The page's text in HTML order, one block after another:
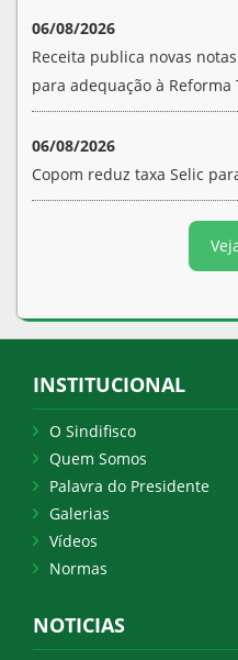
06/08/2026
Receita publica novas
para adequação à
06/08/2026
Copom reduz taxa Selic
INSTITUCIONAL
O Sindifisco
Quem Somos
Palavra do Presidente
Galerias
Vídeos
Normas
NOTICIAS